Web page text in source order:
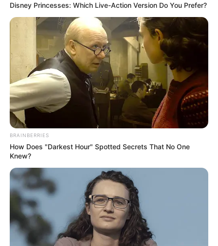
ดวงรายวัน 9 กันยายน 2565
9 ก.ย. 2022
Disney Princesses: Which Live-Action Version Do You Prefer?
BRAINBERRIES
How Does "Darkest Hour" Spotted Secrets That No One
Knew?